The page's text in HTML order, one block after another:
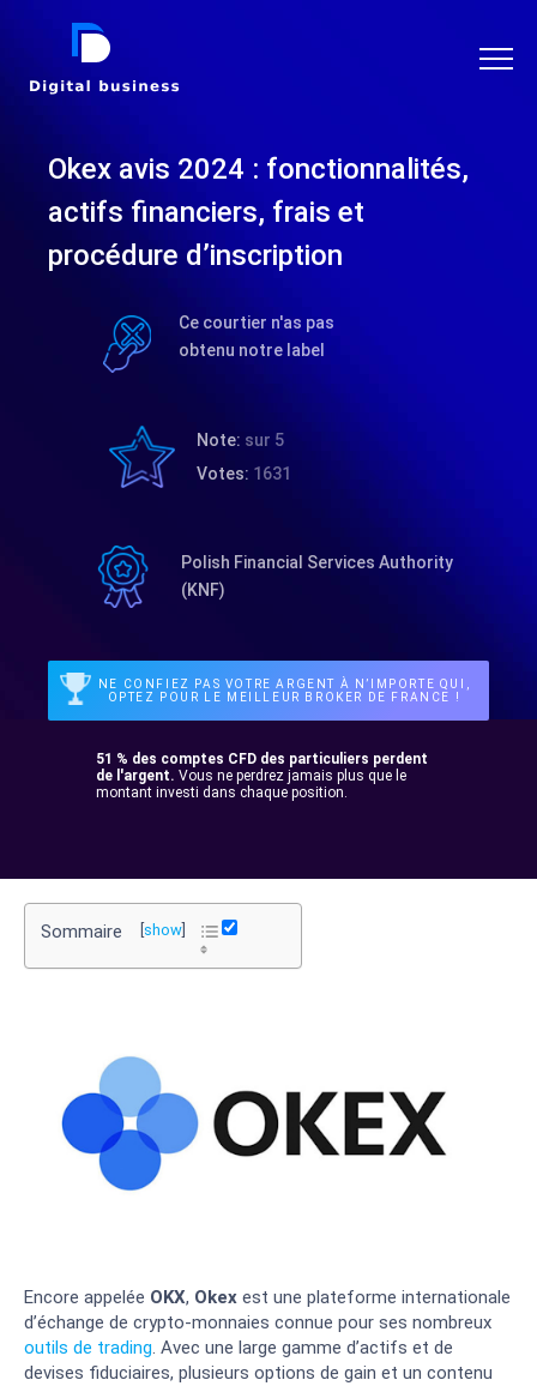
DIGITAL BUSINESS
Okex avis 2024 : fonctionnalités,
actifs financiers, frais et
procédure d’inscription
Ce courtier n'as pas
obtenu notre label
Note: sur 5
Votes: 1631
Polish Financial Services Authority
(KNF)
NE CONFIEZ PAS VOTRE ARGENT À N’IMPORTE QUI,
OPTEZ POUR LE MEILLEUR BROKER DE FRANCE !
51 % des comptes CFD des particuliers perdent
de l'argent. Vous ne perdrez jamais plus que le
montant investi dans chaque position.
Sommaire show
Encore appelée OKX, Okex est une plateforme internationale
d’échange de crypto-monnaies connue pour ses nombreux
outils de trading. Avec une large gamme d’actifs et de
devises fiduciaires, plusieurs options de gain et un contenu